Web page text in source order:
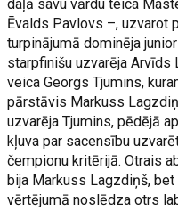
daļā savu vārdu teica
Ēvalds Pavlovs –, uzvarot
turpinājumā dominēja
starpfinišu uzvarēja Arvīds
veica Georgs Tjumins,
pārstāvis Markuss
uzvarēja Tjumins, pēdējā
kļuva par sacensību
čempionu kritērijā. Otrais
bija Markuss Lagzdiņš,
vērtējumā noslēdza otrs